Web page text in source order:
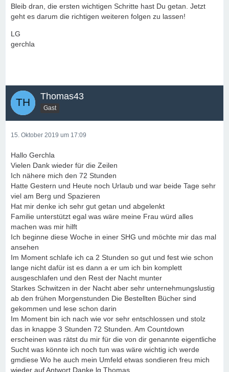
Bleib dran, die ersten wichtigen Schritte hast Du getan. Jetzt
geht es darum die richtigen weiteren folgen zu lassen!
LG
gerchla
Thomas43
Gast
15. Oktober 2019 um 17:09
Hallo Gerchla
Vielen Dank wieder für die Zeilen
Ich nähere mich den 72 Stunden
Hatte Gestern und Heute noch Urlaub und war beide Tage sehr
viel am Berg und Spazieren
Hat mir denke ich sehr gut getan und abgelenkt
Familie unterstützt egal was wäre meine Frau würd alles
machen was mir hilft
Ich beginne diese Woche in einer SHG und möchte mir das mal
ansehen
Im Moment schlafe ich ca 2 Stunden so gut und fest wie schon
lange nicht dafür ist es dann a er um ich bin komplett
ausgeschlafen und den Rest der Nacht munter
Starkes Schwitzen in der Nacht aber sehr unternehmungslustig
ab den frühen Morgenstunden Die Bestellten Bücher sind
gekommen und lese schon darin
Im Moment bin ich nach wie vor sehr entschlossen und stolz
das in knappe 3 Stunden 72 Stunden. Am Countdown
erscheinen was rätst du mir für die von dir genannte eigentliche
Sucht was könnte ich noch tun was wäre wichtig ich werde
gmdiese Wo he auch mein Umfeld etwas sondieren freu mich
wieder auf Antwort Danke lg Thomas